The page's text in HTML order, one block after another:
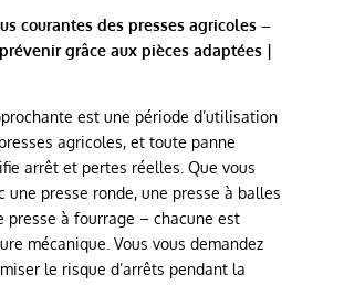
courantes des presses agricoles –
grâce aux pièces adaptées |
est une période d’utilisation
agricoles, et toute panne
arrêt et pertes réelles. Que vous
une presse ronde, une presse à balles
presse à fourrage – chacune est
mécanique. Vous vous demandez
le risque d’arrêts pendant la